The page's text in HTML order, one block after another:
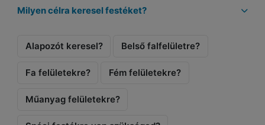
Milyen célra keresel festéket?
Alapozót keresel? Belső falfelületre?
Fa felületekre? Fém felületekre?
Műanyag felületekre?